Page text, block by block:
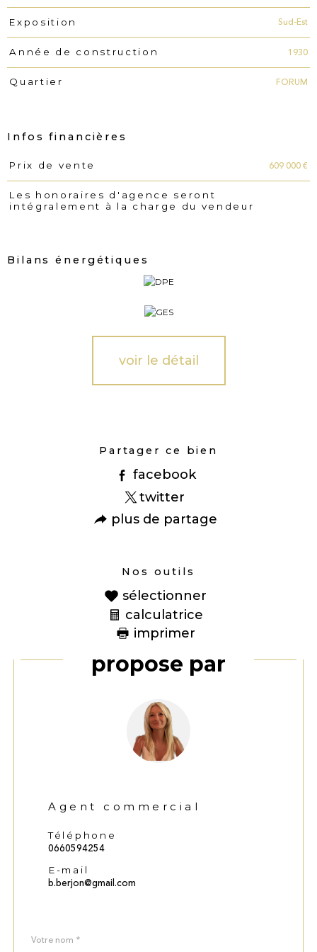
Exposition Sud-Est
Année de construction 1930
Quartier FORUM
Infos financières
Caractéristiques Valeurs
Prix de vente 609 000 €
Les honoraires d'agence seront
intégralement à la charge du vendeur
Bilans énergétiques
voir le détail
Partager ce bien
facebook
twitter
plus de partage
Nos outils
sélectionner
calculatrice
imprimer
Ce bien vous est
proposé par
Agent commercial
Téléphone
0660594254
E-mail
b.berjon@gmail.com
par
*